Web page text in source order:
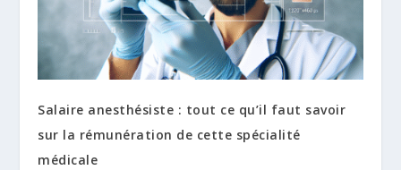
Salaire anesthésiste : tout ce qu’il faut savoir
sur la rémunération de cette spécialité
médicale